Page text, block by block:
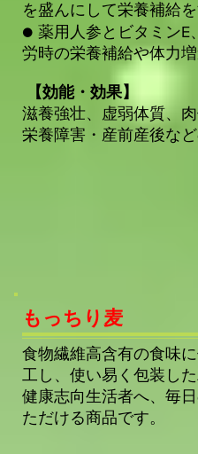
を盛んにして栄養補給
● 薬用人参とビタミンE
労時の栄養補給や体力
【効能・効果】
滋養強壮、虚弱体質、
栄養障害・産前産後な
もっちり麦
食物繊維高含有の食味
工し、使い易く包装し
健康志向生活者へ、毎
ただける商品です。